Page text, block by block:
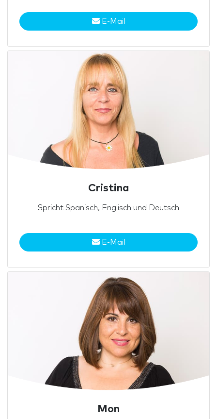
E-Mail
Cristina
Spricht Spanisch, Englisch und Deutsch
E-Mail
Mon